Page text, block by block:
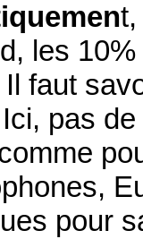
t,
les
faut
pas
pour